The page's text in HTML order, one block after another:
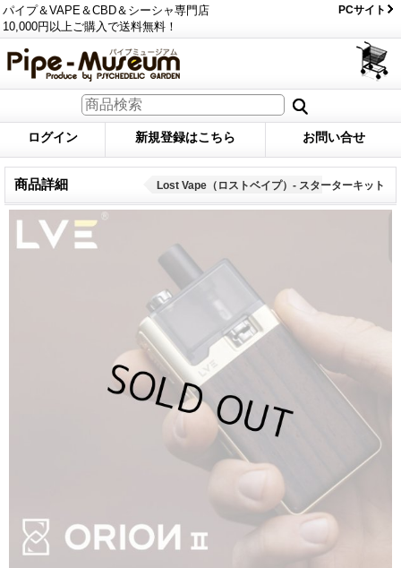
パイプ＆VAPE＆CBD＆シーシャ専門店
10,000円以上ご購入で送料無料！
PCサイト
ログイン 新規登録はこちら お問い合せ
商品詳細 Lost Vape（ロストベイプ）- スターターキット